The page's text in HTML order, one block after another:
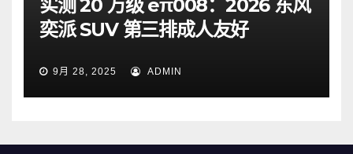
实测 20 万级 eπ008：2026 东风
奕派 SUV 第三排成人友好
9月 28, 2025 ADMIN